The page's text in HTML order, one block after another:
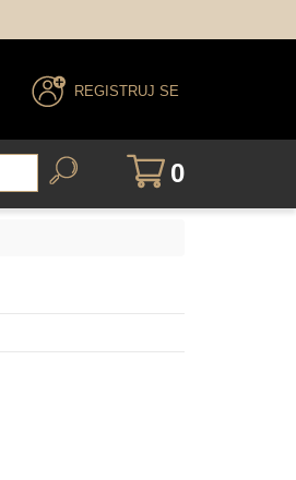
REGISTRUJ SE
0